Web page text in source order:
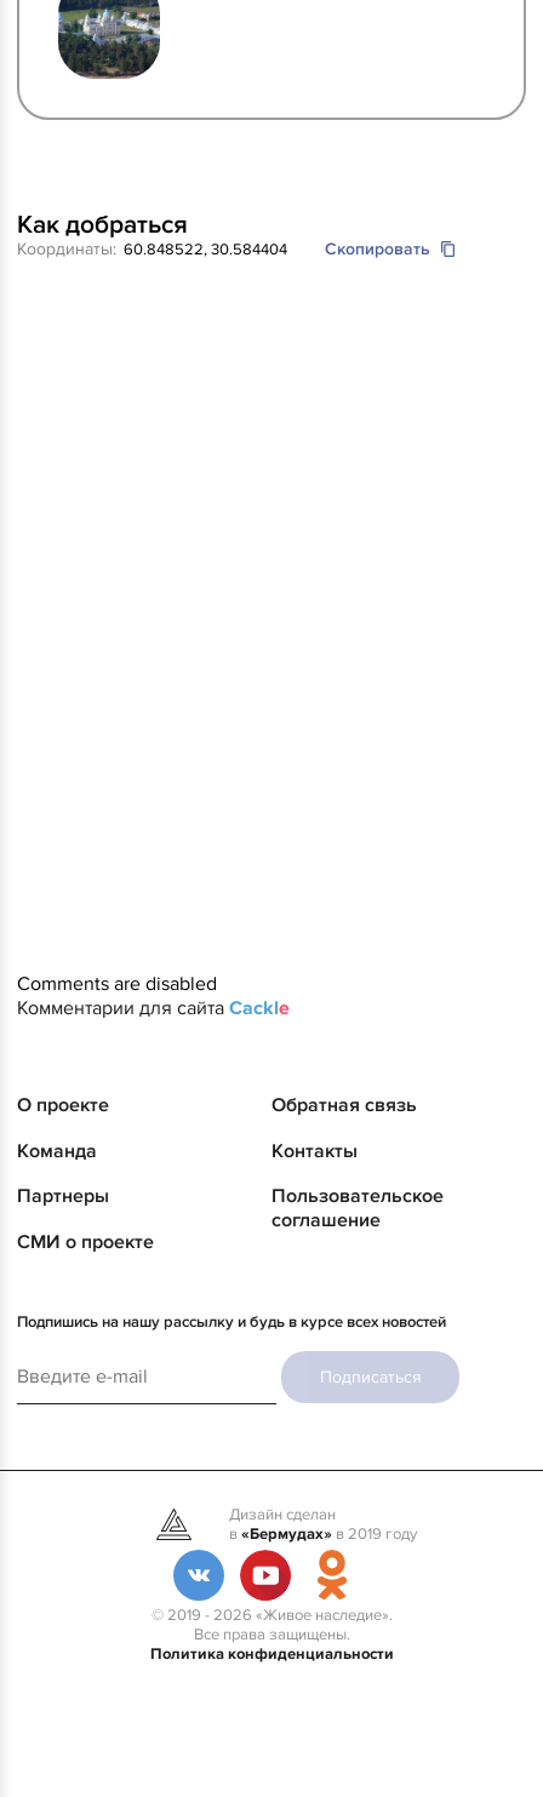
Координаты: Скопировать
Как добраться
Comments are disabled
Комментарии для сайта Cackle
О проекте
Команда
Партнеры
СМИ о проекте
Обратная связь
Контакты
Пользовательское
соглашение
Подпишись на нашу рассылку и будь в курсе всех новостей
Подписаться
© 2019 - 2026 «Живое наследие».
Все права защищены.
Политика конфиденциальности
Дизайн сделан
в«Бермудах»в 2019 году